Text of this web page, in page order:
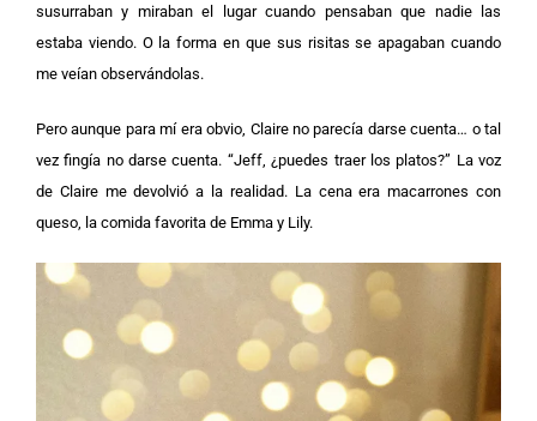
susurraban y miraban el lugar cuando pensaban que nadie las
estaba viendo. O la forma en que sus risitas se apagaban cuando
me veían observándolas.
Pero aunque para mí era obvio, Claire no parecía darse cuenta… o tal
vez fingía no darse cuenta. “Jeff, ¿puedes traer los platos?” La voz
de Claire me devolvió a la realidad. La cena era macarrones con
queso, la comida favorita de Emma y Lily.